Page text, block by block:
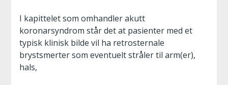
I kapittelet som omhandler akutt
koronarsyndrom står det at pasienter med et
typisk klinisk bilde vil ha retrosternale
brystsmerter som eventuelt stråler til arm(er),
hals,